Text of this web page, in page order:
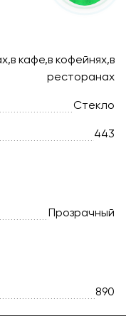
кафе,в кофейнях,в
ресторанах
Стекло
443
Прозрачный
890